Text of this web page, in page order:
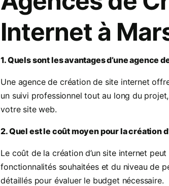
Internet à
1. Quels sont les avantages d’une agence
Une agence de création de site internet
un suivi professionnel tout au long du
votre site web.
2. Quel est le coût moyen pour la création
Le coût de la création d’un site internet
fonctionnalités souhaitées et du niveau de
détaillés pour évaluer le budget nécessaire.